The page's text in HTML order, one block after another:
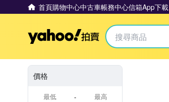
首頁購物中心中古車帳務中心信箱App下載
Yahoo拍賣
價格
-